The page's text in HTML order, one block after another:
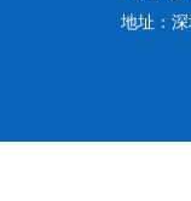
地址：